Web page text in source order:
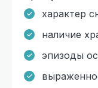
характер
наличие
эпизоды